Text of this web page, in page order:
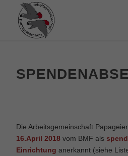
Die Arbeitsgemeinschaft
16.April 2018 vom BMF als
Einrichtung anerkannt (siehe